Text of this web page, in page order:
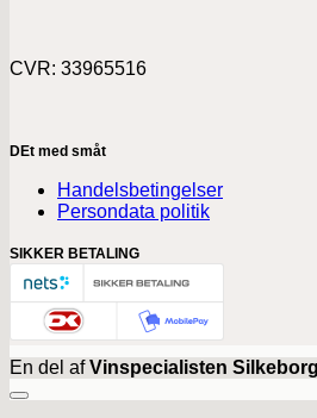
CVR: 33965516
DEt med småt
Handelsbetingelser
Persondata politik
SIKKER BETALING
En del afVinspecialisten Silkeborg